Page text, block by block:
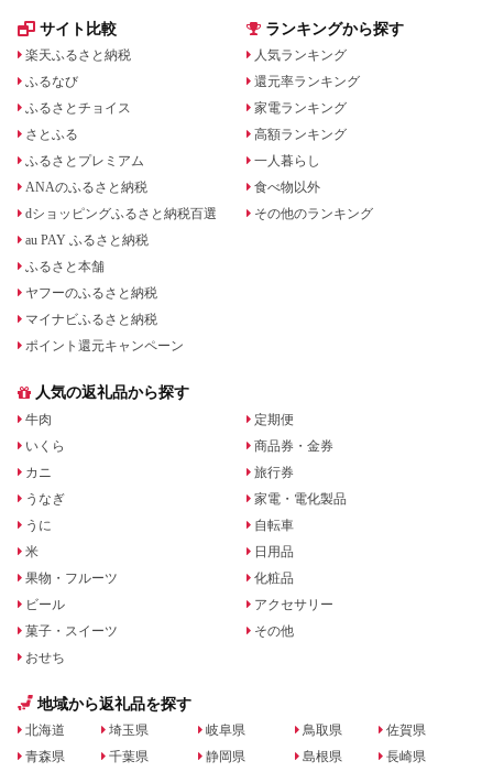
サイト比較
楽天ふるさと納税
ふるなび
ふるさとチョイス
さとふる
ふるさとプレミアム
ANAのふるさと納税
dショッピングふるさと納税百選
au PAY ふるさと納税
ふるさと本舗
ヤフーのふるさと納税
マイナビふるさと納税
ポイント還元キャンペーン
ランキングから探す
人気ランキング
還元率ランキング
家電ランキング
高額ランキング
一人暮らし
食べ物以外
その他のランキング
人気の返礼品から探す
牛肉
いくら
カニ
うなぎ
うに
米
果物・フルーツ
ビール
菓子・スイーツ
おせち
定期便
商品券・金券
旅行券
家電・電化製品
自転車
日用品
化粧品
アクセサリー
その他
地域から返礼品を探す
北海道
青森県
埼玉県
千葉県
岐阜県
静岡県
鳥取県
島根県
佐賀県
長崎県